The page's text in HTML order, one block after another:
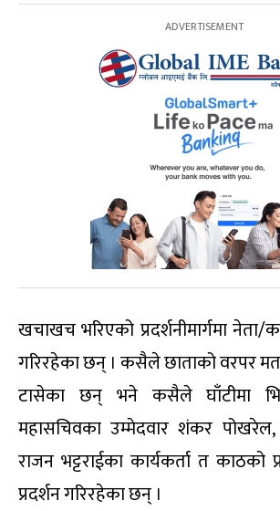
खचाखच भरिएको प्रदर्शनीमार्गमा नेता/
गरिरहेका छन् । कसैले छाताको वरपर
टासेका छन् भने कसैले घाँटीमा
महासचिवका उम्मेदवार शंकर
राजन भट्टराईका कार्यकर्ता त काठको
प्रदर्शन गरिरहेका छन् ।